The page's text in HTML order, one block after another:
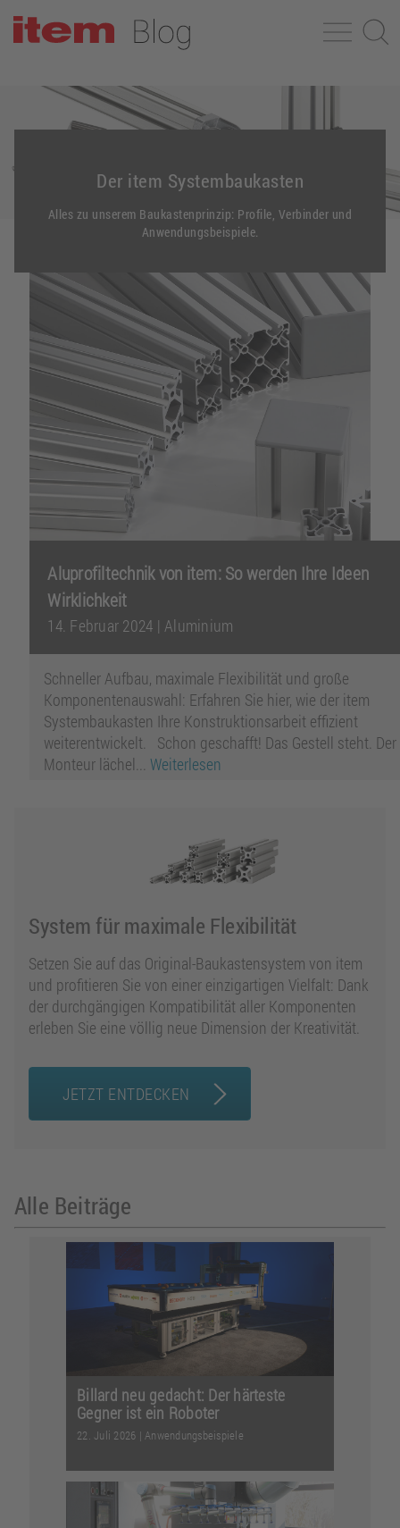
Der item Systembaukasten
Alles zu unserem Baukastenprinzip: Profile, Verbinder und
Anwendungsbeispiele.
Aluprofiltechnik von item: So werden Ihre Ideen
Wirklichkeit
14. Februar 2024 | Aluminium
Schneller Aufbau, maximale Flexibilität und große
Komponentenauswahl: Erfahren Sie hier, wie der item
Systembaukasten Ihre Konstruktionsarbeit effizient
weiterentwickelt. Schon geschafft! Das Gestell steht. Der
Monteur lächel... Weiterlesen
System für maximale Flexibilität
Setzen Sie auf das Original-Baukastensystem von item
und profitieren Sie von einer einzigartigen Vielfalt: Dank
der durchgängigen Kompatibilität aller Komponenten
erleben Sie eine völlig neue Dimension der Kreativität.
JETZT ENTDECKEN
Alle Beiträge
Billard neu gedacht: Der härteste
Gegner ist ein Roboter
22. Juli 2026 | Anwendungsbeispiele
Mit einem vollautomatisierten
Billardroboter realisierten vier